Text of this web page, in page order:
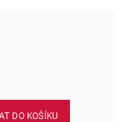
DO KOŠÍKU